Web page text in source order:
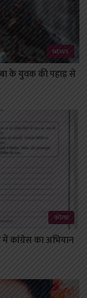
NEWS
के युवक की पहाड़ से
कोरबा
कांग्रेस का अभियान